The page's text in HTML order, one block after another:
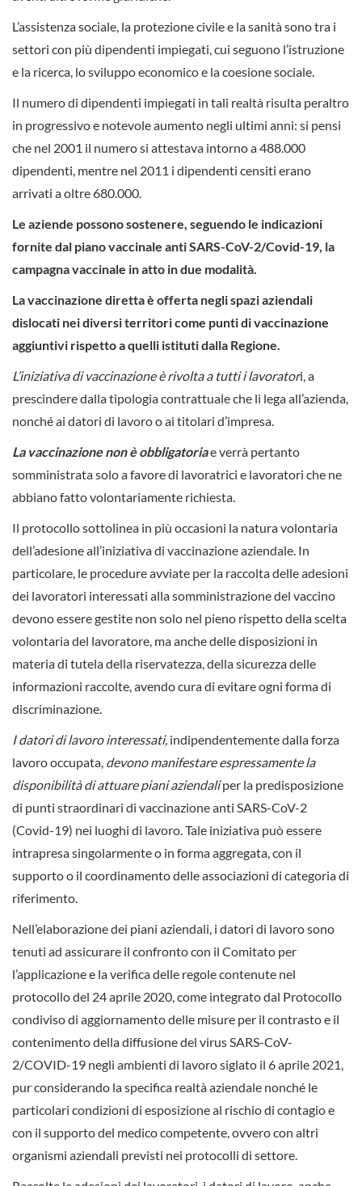
L’assistenza sociale, la protezione civile e la sanità sono tra i
settori con più dipendenti impiegati, cui seguono l’istruzione
e la ricerca, lo sviluppo economico e la coesione sociale.
Il numero di dipendenti impiegati in tali realtà risulta peraltro
in progressivo e notevole aumento negli ultimi anni: si pensi
che nel 2001 il numero si attestava intorno a 488.000
dipendenti, mentre nel 2011 i dipendenti censiti erano
arrivati a oltre 680.000.
Le aziende possono sostenere, seguendo le indicazioni
fornite dal piano vaccinale anti SARS-CoV-2/Covid-19, la
campagna vaccinale in atto in due modalità.
La vaccinazione diretta è offerta negli spazi aziendali
dislocati nei diversi territori come punti di vaccinazione
aggiuntivi rispetto a quelli istituti dalla Regione.
L’iniziativa di vaccinazione è rivolta a tutti i lavoratori, a
prescindere dalla tipologia contrattuale che li lega all’azienda,
nonché ai datori di lavoro o ai titolari d’impresa.
La vaccinazione non è obbligatoriae verrà pertanto
somministrata solo a favore di lavoratrici e lavoratori che ne
abbiano fatto volontariamente richiesta.
Il protocollo sottolinea in più occasioni la natura volontaria
dell’adesione all’iniziativa di vaccinazione aziendale. In
particolare, le procedure avviate per la raccolta delle adesioni
dei lavoratori interessati alla somministrazione del vaccino
devono essere gestite non solo nel pieno rispetto della scelta
volontaria del lavoratore, ma anche delle disposizioni in
materia di tutela della riservatezza, della sicurezza delle
informazioni raccolte, avendo cura di evitare ogni forma di
discriminazione.
I datori di lavoro interessati, indipendentemente dalla forza
lavoro occupata, devono manifestare espressamente la
disponibilità di attuare piani aziendaliper la predisposizione
di punti straordinari di vaccinazione anti SARS-CoV-2
(Covid-19) nei luoghi di lavoro. Tale iniziativa può essere
intrapresa singolarmente o in forma aggregata, con il
supporto o il coordinamento delle associazioni di categoria di
riferimento.
Nell’elaborazione dei piani aziendali, i datori di lavoro sono
tenuti ad assicurare il confronto con il Comitato per
l’applicazione e la verifica delle regole contenute nel
protocollo del 24 aprile 2020, come integrato dal Protocollo
condiviso di aggiornamento delle misure per il contrasto e il
contenimento della diffusione del virus SARS-CoV-
2/COVID-19 negli ambienti di lavoro siglato il 6 aprile 2021,
pur considerando la specifica realtà aziendale nonché le
particolari condizioni di esposizione al rischio di contagio e
con il supporto del medico competente, ovvero con altri
organismi aziendali previsti nei protocolli di settore.